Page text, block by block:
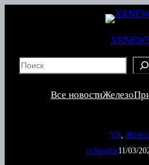
Все новостиЖелезо
VR
m3gagluk11/03/